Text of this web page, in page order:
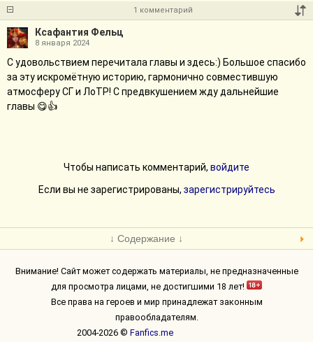
1 комментарий
Ксафантия Фельц
8 января 2024
С удовольствием перечитала главы и здесь:) Большое спасибо
за эту искромётную историю, гармонично совместившую
атмосферу СГ и ЛоТР! С предвкушением жду дальнейшие
главы 😋👍
Чтобы написать комментарий, войдите
Если вы не зарегистрированы, зарегистрируйтесь
↓ Содержание ↓
Внимание! Сайт может содержать материалы, не предназначенные
для просмотра лицами, не достигшими 18 лет!
Все права на героев и мир принадлежат законным
правообладателям.
2004-2026 © Fanfics.me